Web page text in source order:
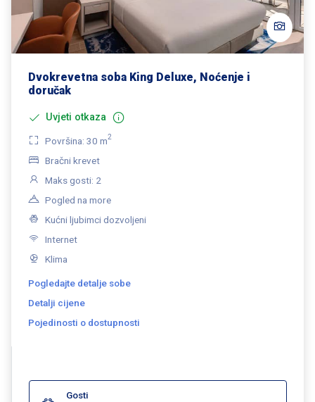
Dvokrevetna soba King Deluxe, Noćenje i
doručak
Uvjeti otkaza
Površina: 30 m2
Bračni krevet
Maks gosti: 2
Pogled na more
Kućni ljubimci dozvoljeni
Internet
Klima
Pogledajte detalje sobe
Detalji cijene
Pojedinosti o dostupnosti
Gosti